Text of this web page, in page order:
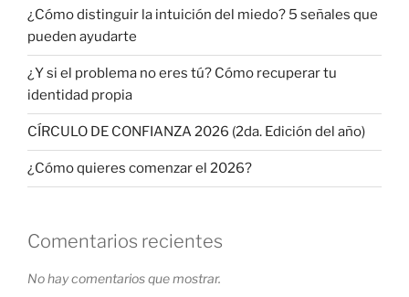
¿Cómo distinguir la intuición del miedo? 5 señales que
pueden ayudarte
¿Y si el problema no eres tú? Cómo recuperar tu
identidad propia
CÍRCULO DE CONFIANZA 2026 (2da. Edición del año)
¿Cómo quieres comenzar el 2026?
Comentarios recientes
No hay comentarios que mostrar.